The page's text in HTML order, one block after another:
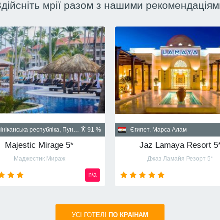
мрії разом з нашими
90 %
Шарм-эль-Шейх
Montazah Ras Nasrani Bay
usd
Куба, Гавана
Santa Isabel 5*
УСI ГОТЕЛІ ПО КРАIНАМ